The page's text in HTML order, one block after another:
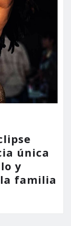
única
y
familia